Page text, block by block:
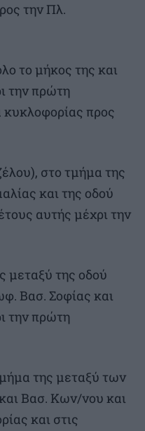
την Πλ.
το μήκος της και
την πρώτη
προς
στο τμήμα της
και της οδού
αυτής μέχρι την
μεταξύ της οδού
Βασ. Σοφίας και
την πρώτη
της μεταξύ των
Βασ. Κων/νου και
και στις